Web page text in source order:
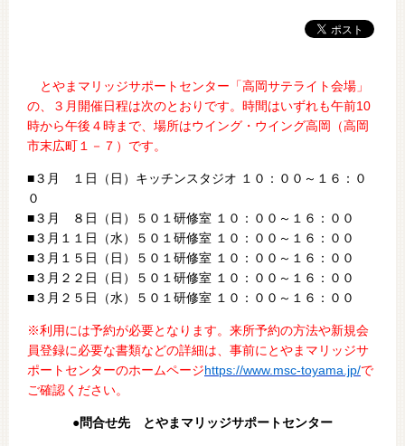
とやまマリッジサポートセンター「高岡サテライト会場」
の、３ 月開催日程は次のとおりです。時間はいずれも午前10
時から午後４時まで、場所はウイング・ウイング高岡（高岡
市末広町１－７）です。
■３月 １日（日）キッチンスタジオ １０：００～１６：０
０
■３月 ８日（日）５０１研修室 １０：００～１６：００
■３月１１日（水）５０１研修室 １０：００～１６：００
■３月１５日（日）５０１研修室 １０：００～１６：００
■３月２２日（日）５０１研修室 １０：００～１６：００
■３月２５日（水）５０１研修室 １０：００～１６：００
※利用には予約が必要となります。来所予約の方法や新規会
員登録に必要な書類などの詳細は、事前にとやまマリッジサ
ポートセンターのホームページhttps://www.msc-toyama.jp/で
ご確認ください。
●問合せ先 とやまマリッジサポートセンター